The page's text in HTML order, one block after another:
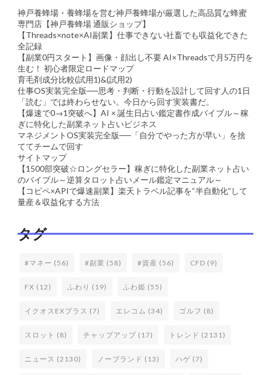
神戸養蜂場・養蜂場を営む神戸養蜂場が厳選した高品質な蜂蜜
専門店【神戸養蜂場 通販ショップ】
【Threads×note×AI副業】仕事できない社畜でも収益化できた
全記録
【副業0円スタート】画像・顔出し不要 AI×Threadsで月5万円を
生む！ 初心者限定ロードマップ
育毛剤成分比較(試用1)&(試用2)
仕事OS実装完全版──思考・判断・行動を設計して回す人の1日
「読む」では終わらせない。今日から回す実装書だ。
【爆速で0→1突破へ】AI × 誕生日占い鑑定書作成バイブル～稼
ぎに特化した副業ネット占いビジネス
マネジメントOS実装完全版──「自分でやった方が早い」を捨
ててチームで回す
サイトマップ
【1500部突破☆ロングセラー】稼ぎに特化した副業ネット占い
のバイブル～逆算タロット占いメール鑑定マニュアル～
【コピペ×APIで爆速副業】楽天トラベル記事を“半自動化”して
量産＆収益化する方法
タグ
#マネー (56) #副業 (58) #資産 (56) CFD (9)
FX (12) ふわり (19) ふわ姫 (55)
イクオスEXプラス (7) エレコム (34) ゴルフ (8)
スロット (8) チャップアップ (17) トレンド (2131)
ニュース (2130) ノーブランド (13) ハゲ (7)